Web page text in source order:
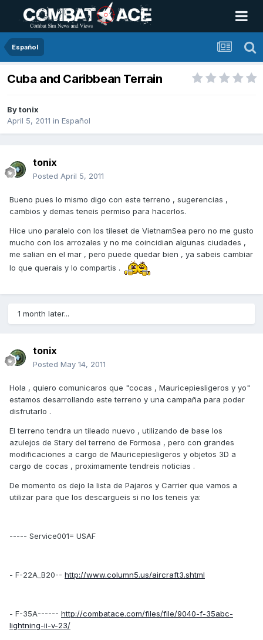
Español
Cuba and Caribbean Terrain
Bytonix
April 5, 2011 in Español
tonix
Posted April 5, 2011
Bueno pues lo mismo digo con este terreno , sugerencias ,
cambios y demas teneis permiso para hacerlos.
Hice uno paralelo con los tileset de VietnamSea pero no me gusto
mucho con los arrozales y no me coincidian algunas ciudades ,
me salian en el mar , pero puede quedar bien , ya sabeis cambiar
lo que querais y lo compartis .
1 month later...
tonix
Posted May 14, 2011
Hola , quiero comunicaros que "cocas , Mauricepiesligeros y yo"
estamos desarrollando este terreno y una campaña para poder
disfrutarlo .
El terreno tendra un tileado nuevo , utilizando de base los
azulejos de Stary del terreno de Formosa , pero con grandes
modificaciones a cargo de Mauricepiesligeros y objetos 3D a
cargo de cocas , proximamente tendreis noticias .
De momento os dejo la lista de Pajaros y Carrier que vamos a
utilizar para que los descargueis si no los teneis ya:
----- Service001= USAF
- F-22A_B20-- http://www.column5.us/aircraft3.shtml
- F-35A------ http://combatace.com/files/file/9040-f-35abc-
lightning-ii-v-23/